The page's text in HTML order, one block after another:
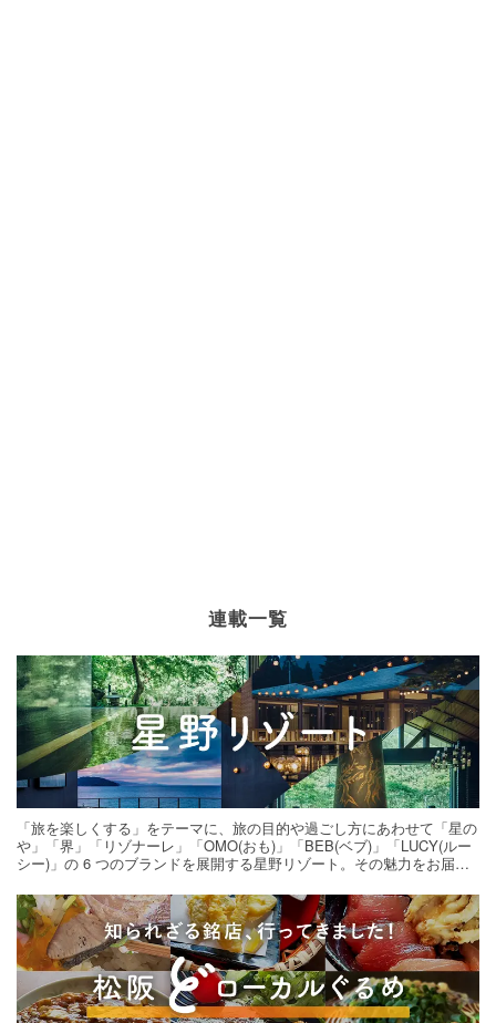
連載一覧
「旅を楽しくする」をテーマに、旅の目的や過ごし方にあわせて「星の
や」「界」「リゾナーレ」「OMO(おも)」「BEB(ベブ)」「LUCY(ルー
シー)」の 6 つのブランドを展開する星野リゾート。その魅力をお届け